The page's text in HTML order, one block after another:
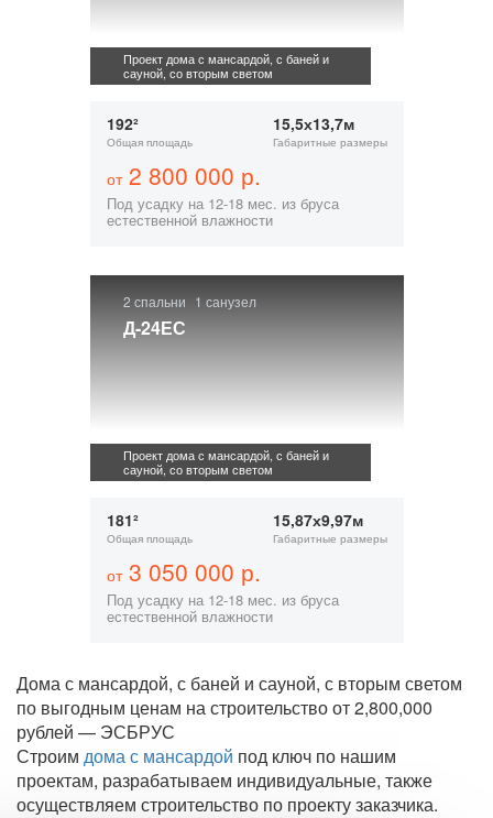
Проект дома с мансардой, с баней и
сауной, со вторым светом
192²
Общая площадь
15,5х13,7м
Габаритные размеры
от2 800 000 р.
Под усадку на 12-18 мес. из бруса
естественной влажности
2 спальни 1 санузел
Д-24ЕС
Проект дома с мансардой, с баней и
сауной, со вторым светом
181²
Общая площадь
15,87х9,97м
Габаритные размеры
от3 050 000 р.
Под усадку на 12-18 мес. из бруса
естественной влажности
Дома с мансардой, с баней и сауной, с вторым светом
по выгодным ценам на строительство от 2,800,000
рублей — ЭСБРУС
Строим дома с мансардой под ключ по нашим
проектам, разрабатываем индивидуальные, также
осуществляем строительство по проекту заказчика.